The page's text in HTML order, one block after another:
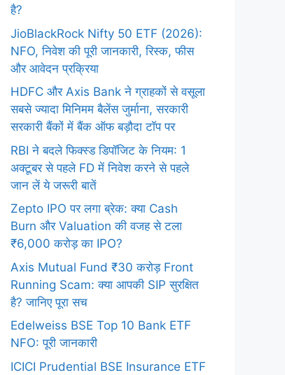
है?
JioBlackRock Nifty 50 ETF (2026):
NFO, निवेश की पूरी जानकारी, रिस्क, फीस
और आवेदन प्रक्रिया
HDFC और Axis Bank ने ग्राहकों से वसूला
सबसे ज्यादा मिनिमम बैलेंस जुर्माना, सरकारी
सरकारी बैंकों में बैंक ऑफ बड़ौदा टॉप पर
RBI ने बदले फिक्स्ड डिपॉजिट के नियम: 1
अक्टूबर से पहले FD में निवेश करने से पहले
जान लें ये जरूरी बातें
Zepto IPO पर लगा ब्रेक: क्या Cash
Burn और Valuation की वजह से टला
₹6,000 करोड़ का IPO?
Axis Mutual Fund ₹30 करोड़ Front
Running Scam: क्या आपकी SIP सुरक्षित
है? जानिए पूरा सच
Edelweiss BSE Top 10 Bank ETF
NFO: पूरी जानकारी
ICICI Prudential BSE Insurance ETF